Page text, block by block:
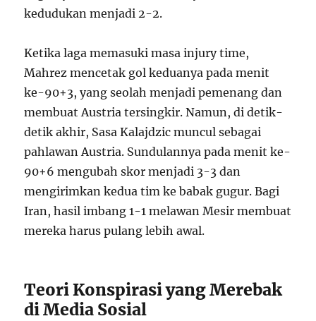
kedudukan menjadi 2-2.
Ketika laga memasuki masa injury time,
Mahrez mencetak gol keduanya pada menit
ke-90+3, yang seolah menjadi pemenang dan
membuat Austria tersingkir. Namun, di detik-
detik akhir, Sasa Kalajdzic muncul sebagai
pahlawan Austria. Sundulannya pada menit ke-
90+6 mengubah skor menjadi 3-3 dan
mengirimkan kedua tim ke babak gugur. Bagi
Iran, hasil imbang 1-1 melawan Mesir membuat
mereka harus pulang lebih awal.
Teori Konspirasi yang Merebak
di Media Sosial